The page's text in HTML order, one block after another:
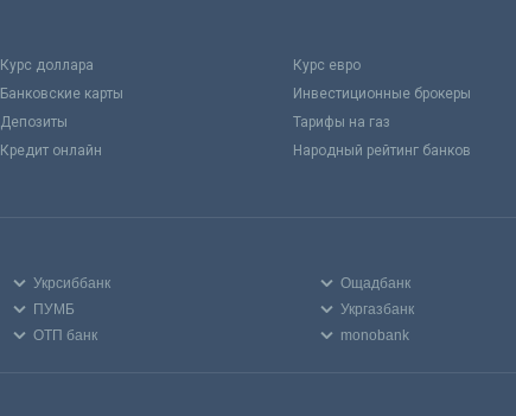
Курс доллара
Курс евро
Банковские карты
Инвестиционные брокеры
Депозиты
Тарифы на газ
Кредит онлайн
Народный рейтинг банков
Укрсиббанк
Ощадбанк
ПУМБ
Укргазбанк
ОТП банк monobank